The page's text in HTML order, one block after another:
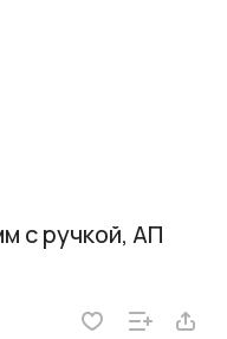
с ручкой, АП